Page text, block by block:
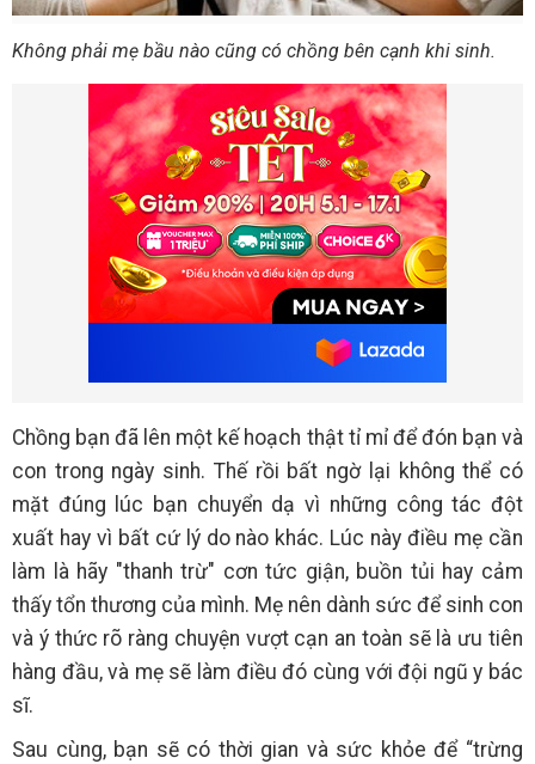
Không phải mẹ bầu nào cũng có chồng bên cạnh khi sinh.
Chồng bạn đã lên một kế hoạch thật tỉ mỉ để đón bạn và
con trong ngày sinh. Thế rồi bất ngờ lại không thể có
mặt đúng lúc bạn chuyển dạ vì những công tác đột
xuất hay vì bất cứ lý do nào khác. Lúc này điều mẹ cần
làm là hãy "thanh trừ" cơn tức giận, buồn tủi hay cảm
thấy tổn thương của mình. Mẹ nên dành sức để sinh con
và ý thức rõ ràng chuyện vượt cạn an toàn sẽ là ưu tiên
hàng đầu, và mẹ sẽ làm điều đó cùng với đội ngũ y bác
sĩ.
Sau cùng, bạn sẽ có thời gian và sức khỏe để “trừng